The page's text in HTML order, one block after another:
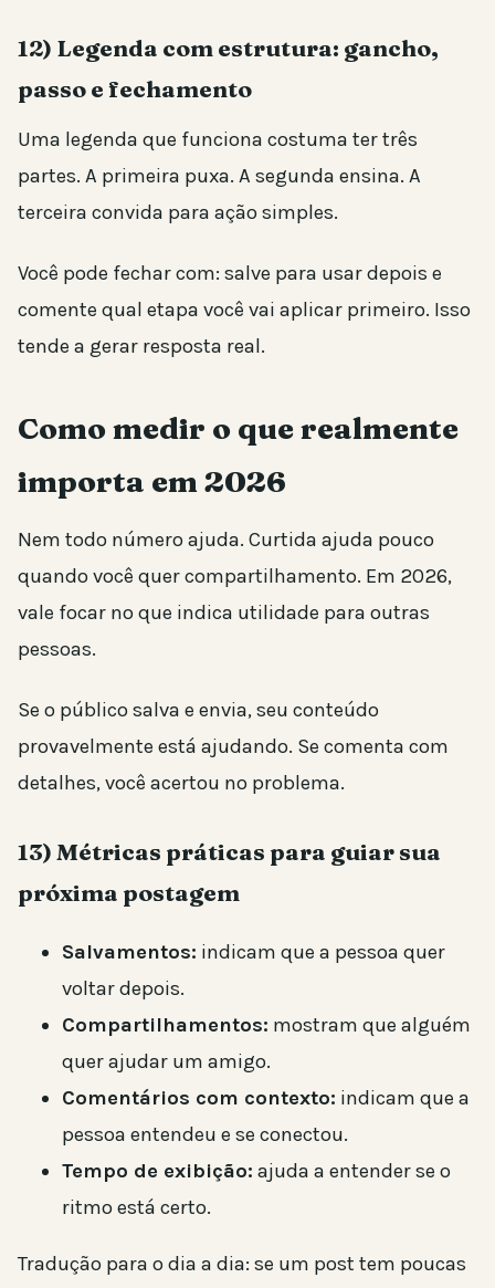
12) Legenda com estrutura: gancho,
passo e fechamento
Uma legenda que funciona costuma ter três
partes. A primeira puxa. A segunda ensina. A
terceira convida para ação simples.
Você pode fechar com: salve para usar depois e
comente qual etapa você vai aplicar primeiro. Isso
tende a gerar resposta real.
Como medir o que realmente
importa em 2026
Nem todo número ajuda. Curtida ajuda pouco
quando você quer compartilhamento. Em 2026,
vale focar no que indica utilidade para outras
pessoas.
Se o público salva e envia, seu conteúdo
provavelmente está ajudando. Se comenta com
detalhes, você acertou no problema.
13) Métricas práticas para guiar sua
próxima postagem
Salvamentos: indicam que a pessoa quer
voltar depois.
Compartilhamentos: mostram que alguém
quer ajudar um amigo.
Comentários com contexto: indicam que a
pessoa entendeu e se conectou.
Tempo de exibição: ajuda a entender se o
ritmo está certo.
Tradução para o dia a dia: se um post tem poucas